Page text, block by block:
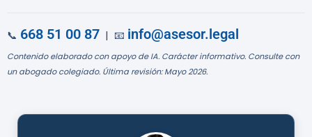
📞 668 51 00 87 | 📧 info@asesor.legal
Contenido elaborado con apoyo de IA. Carácter informativo. Consulte con
un abogado colegiado. Última revisión: Mayo 2026.